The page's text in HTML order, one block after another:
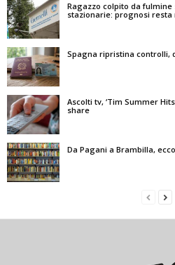
Ragazzo colpito da
stazionarie: prognosi resta
Spagna ripristina controlli,
Ascolti tv, ‘Tim Summer
share
Da Pagani a Brambilla,